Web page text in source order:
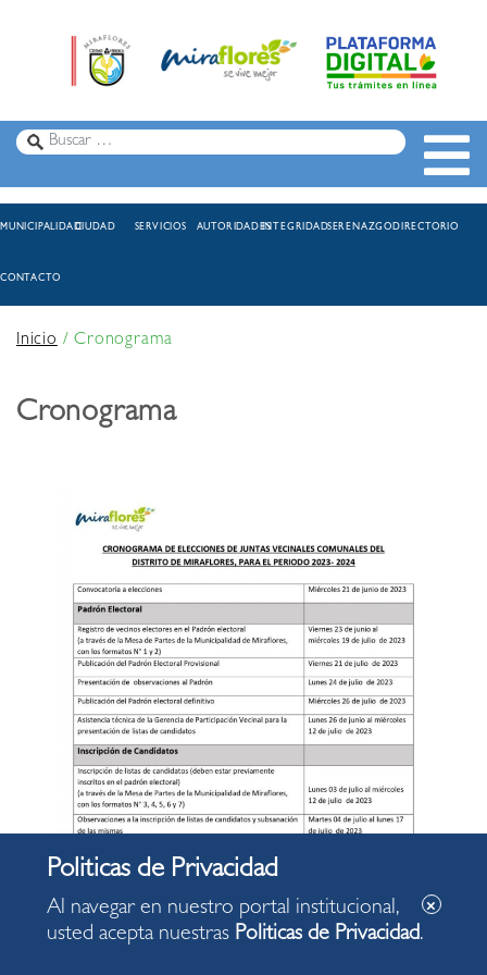
MUNICIPALIDADCIUDAD SERVICIOS AUTORIDADESINTEGRIDADSERENAZGODIRECTORIO
CONTACTO
Inicio/Cronograma
Cronograma
Al navegar en nuestro portal institucional,
usted acepta nuestras Politicas de Privacidad.